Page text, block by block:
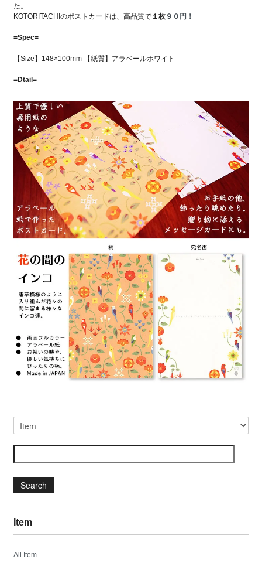
た。
KOTORITACHIのポストカードは、高品質で１枚９０円！
=Spec=
【Size】148×100mm 【紙質】アラベールホワイト
=Dtail=
Search
Item
All Item